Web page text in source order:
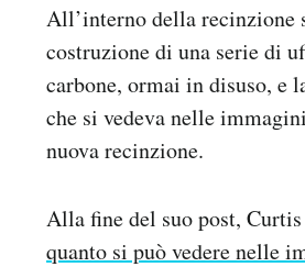
All’interno della recinzione
costruzione di una serie di
carbone, ormai in disuso, e
che si vedeva nelle
nuova recinzione.
Alla fine del suo post,
quanto si può vedere nelle